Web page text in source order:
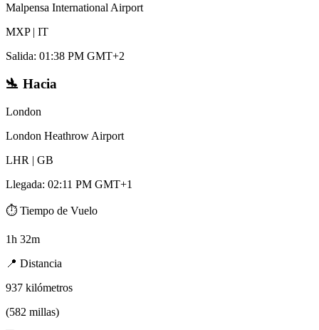
Malpensa International Airport
MXP| IT
Salida: 01:38 PM GMT+2
🛬 Hacia
London
London Heathrow Airport
LHR | GB
Llegada: 02:11 PM GMT+1
⏱️ Tiempo de Vuelo
1h 32m
📍 Distancia
937 kilómetros
(582 millas)